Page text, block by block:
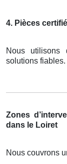
4. Pièces
Nous utilisons
solutions fiables.
Zones
dans le Loiret
Nous couvrons